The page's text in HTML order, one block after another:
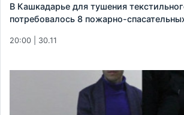
В Кашкадарье для тушения
потребовалось 8 пожарно-
20:00 | 30.11